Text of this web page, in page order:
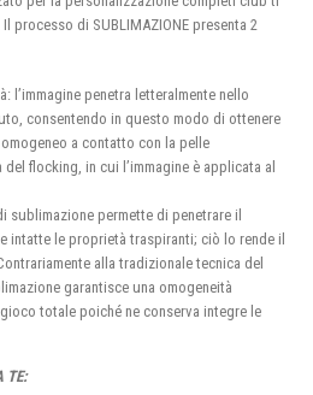
processo di SUBLIMAZIONE presenta 2
l’immagine penetra letteralmente nello
consentendo in questo modo di ottenere
a contatto con la pelle
flocking, in cui l’immagine è applicata al
permette di penetrare il
intatte le proprietà traspiranti; ciò lo rende il
alla tradizionale tecnica del
garantisce una omogeneità
totale poiché ne conserva integre le
TE: